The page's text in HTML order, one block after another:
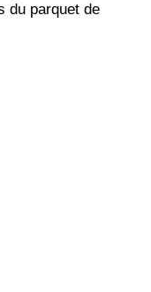
du parquet de